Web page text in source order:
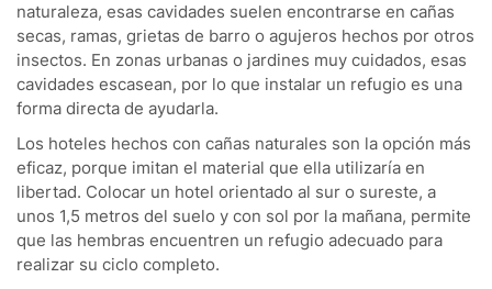
naturaleza, esas cavidades suelen encontrarse en cañas
secas, ramas, grietas de barro o agujeros hechos por otros
insectos. En zonas urbanas o jardines muy cuidados, esas
cavidades escasean, por lo que instalar un refugio es una
forma directa de ayudarla.
Los hoteles hechos con cañas naturales son la opción más
eficaz, porque imitan el material que ella utilizaría en
libertad. Colocar un hotel orientado al sur o sureste, a
unos 1,5 metros del suelo y con sol por la mañana, permite
que las hembras encuentren un refugio adecuado para
realizar su ciclo completo.